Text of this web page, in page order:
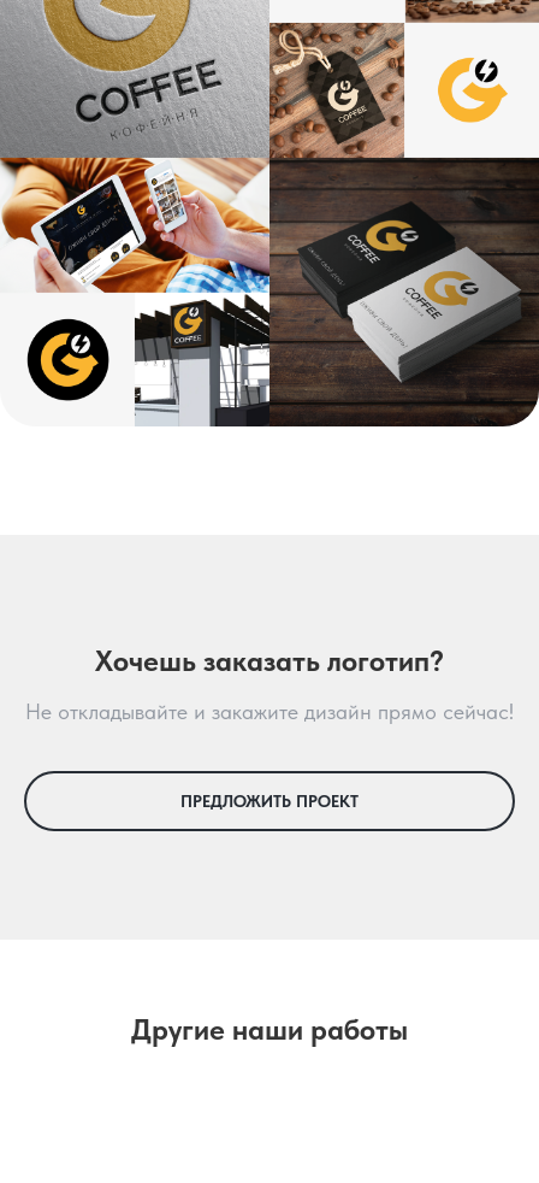
Хочешь заказать логотип?
Не откладывайте и закажите дизайн прямо сейчас!
ПРЕДЛОЖИТЬ ПРОЕКТ
Другие наши работы